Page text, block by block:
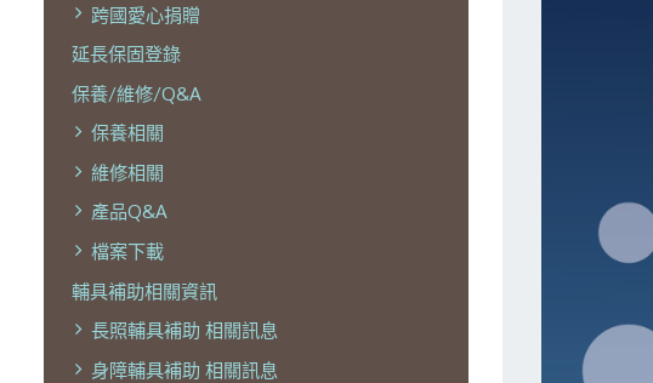
跨國愛心捐贈
延長保固登錄
保養/維修/Q&A
保養相關
維修相關
產品Q&A
檔案下載
輔具補助相關資訊
長照輔具補助 相關訊息
身障輔具補助 相關訊息